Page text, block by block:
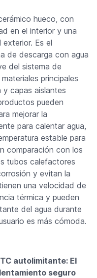
hueco, con
en el interior y una
Es el
de descarga con agua
del sistema de
principales
y capas aislantes
pueden
mejorar la
para calentar agua,
estable para
comparación con los
tubos calefactores
y evitan la
una velocidad de
térmica y pueden
del agua durante
es más cómoda.
autolimitante: El
seguro